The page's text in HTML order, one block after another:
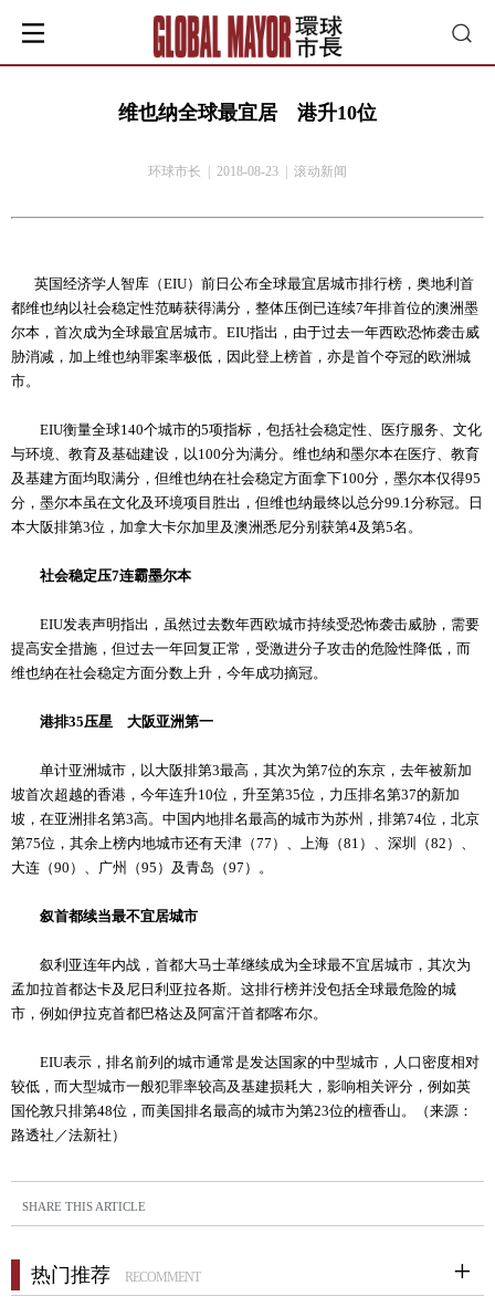
维也纳全球最宜居 港升10位
环球市长 | 2018-08-23 | 滚动新闻
英国经济学人智库（EIU）前日公布全球最宜居城市排行榜，奥地利首
都维也纳以社会稳定性范畴获得满分，整体压倒已连续7年排首位的澳洲墨
尔本，首次成为全球最宜居城市。EIU指出，由于过去一年西欧恐怖袭击威
胁消减，加上维也纳罪案率极低，因此登上榜首，亦是首个夺冠的欧洲城
市。
EIU衡量全球140个城市的5项指标，包括社会稳定性、医疗服务、文化
与环境、教育及基础建设，以100分为满分。维也纳和墨尔本在医疗、教育
及基建方面均取满分，但维也纳在社会稳定方面拿下100分，墨尔本仅得95
分，墨尔本虽在文化及环境项目胜出，但维也纳最终以总分99.1分称冠。日
本大阪排第3位，加拿大卡尔加里及澳洲悉尼分别获第4及第5名。
社会稳定压7连霸墨尔本
EIU发表声明指出，虽然过去数年西欧城市持续受恐怖袭击威胁，需要
提高安全措施，但过去一年回复正常，受激进分子攻击的危险性降低，而
维也纳在社会稳定方面分数上升，今年成功摘冠。
港排35压星 大阪亚洲第一
单计亚洲城市，以大阪排第3最高，其次为第7位的东京，去年被新加
坡首次超越的香港，今年连升10位，升至第35位，力压排名第37的新加
坡，在亚洲排名第3高。中国内地排名最高的城市为苏州，排第74位，北京
第75位，其余上榜内地城市还有天津（77）、上海（81）、深圳（82）、
大连（90）、广州（95）及青岛（97）。
叙首都续当最不宜居城市
叙利亚连年内战，首都大马士革继续成为全球最不宜居城市，其次为
孟加拉首都达卡及尼日利亚拉各斯。这排行榜并没包括全球最危险的城
市，例如伊拉克首都巴格达及阿富汗首都喀布尔。
EIU表示，排名前列的城市通常是发达国家的中型城市，人口密度相对
较低，而大型城市一般犯罪率较高及基建损耗大，影响相关评分，例如英
国伦敦只排第48位，而美国排名最高的城市为第23位的檀香山。（来源：
路透社／法新社）
SHARE THIS ARTICLE
热门推荐 RECOMMENT